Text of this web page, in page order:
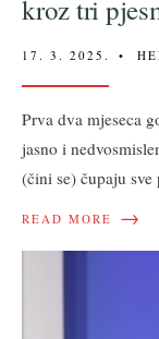
kroz tri
17. 3. 2025. •
Prva dva mjeseca
jasno i
(čini se) čupaju sve
READ MORE →